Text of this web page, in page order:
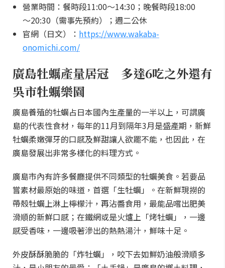
營業時間：餐時段11:00～14:30；晚餐時段18:00
～20:30（需事先預約）；週二公休
官網（日文）： https://www.wakaba-
onomichi.com/
廣島牡蠣產量居冠 多達6吃之外還有
吳市牡蠣樂園
廣島養殖的牡蠣占日本國內生產量的一半以上，可謂廣
島的代表性食材，每年的11月到隔年3月是盛產期，新鮮
牡蠣柔嫩彈牙的口感及鮮甜讓人欲罷不能，也因此，在
廣島發展出非常多樣化的料理方式。
廣島市內有許多餐廳提供不同類型的牡蠣美食。若要品
嘗素材最原始的味道，首選「生牡蠣」。在新鮮現撈的
帶殼牡蠣上淋上檸檬汁，再沾醬食用，最能品嚐出肥美
滑順的新鮮口感；在鐵網或是火爐上「烤牡蠣」，一邊
感受香味，一邊吸著滲出的熱熱湯汁，鮮味十足。
外皮酥酥脆脆的「炸牡蠣」，咬下去如鮮奶油般滑順多